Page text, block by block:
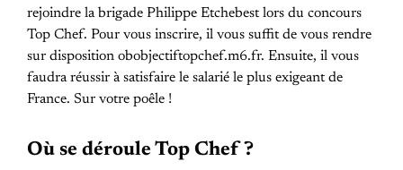
rejoindre la brigade Philippe Etchebest lors du concours
Top Chef. Pour vous inscrire, il vous suffit de vous rendre
sur disposition obobjectiftopchef.m6.fr. Ensuite, il vous
faudra réussir à satisfaire le salarié le plus exigeant de
France. Sur votre poêle !
Où se déroule Top Chef ?